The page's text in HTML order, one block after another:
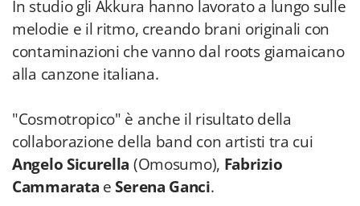
In studio gli Akkura hanno lavorato a lungo sulle
melodie e il ritmo, creando brani originali con
contaminazioni che vanno dal roots giamaicano
alla canzone italiana.
"Cosmotropico" è anche il risultato della
collaborazione della band con artisti tra cui
Angelo Sicurella (Omosumo), Fabrizio
Cammarata eSerena Ganci.